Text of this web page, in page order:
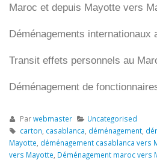
Maroc et depuis Mayotte vers
Déménagements internationaux
Transit effets personnels au
Déménagement de
Parwebmaster
Uncategorised
carton casablanca déménagement,
Mayotte déménagement casablanca vers
vers Mayotte Déménagement maroc vers